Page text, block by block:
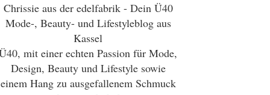
Chrissie aus der edelfabrik - Dein Ü40
Mode-, Beauty- und Lifestyleblog aus
Kassel
mit einer echten Passion für Mode,
Design, Beauty und Lifestyle sowie
einem Hang zu ausgefallenem Schmuck